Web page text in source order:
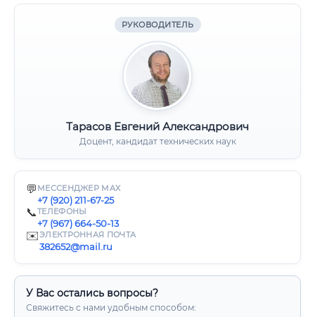
РУКОВОДИТЕЛЬ
Тарасов Евгений Александрович
Доцент, кандидат технических наук
💬 МЕССЕНДЖЕР MAX
+7 (920) 211-67-25
📞ТЕЛЕФОНЫ
+7 (967) 664-50-13
✉️ЭЛЕКТРОННАЯ ПОЧТА
382652@mail.ru
У Вас остались вопросы?
Свяжитесь с нами удобным способом: